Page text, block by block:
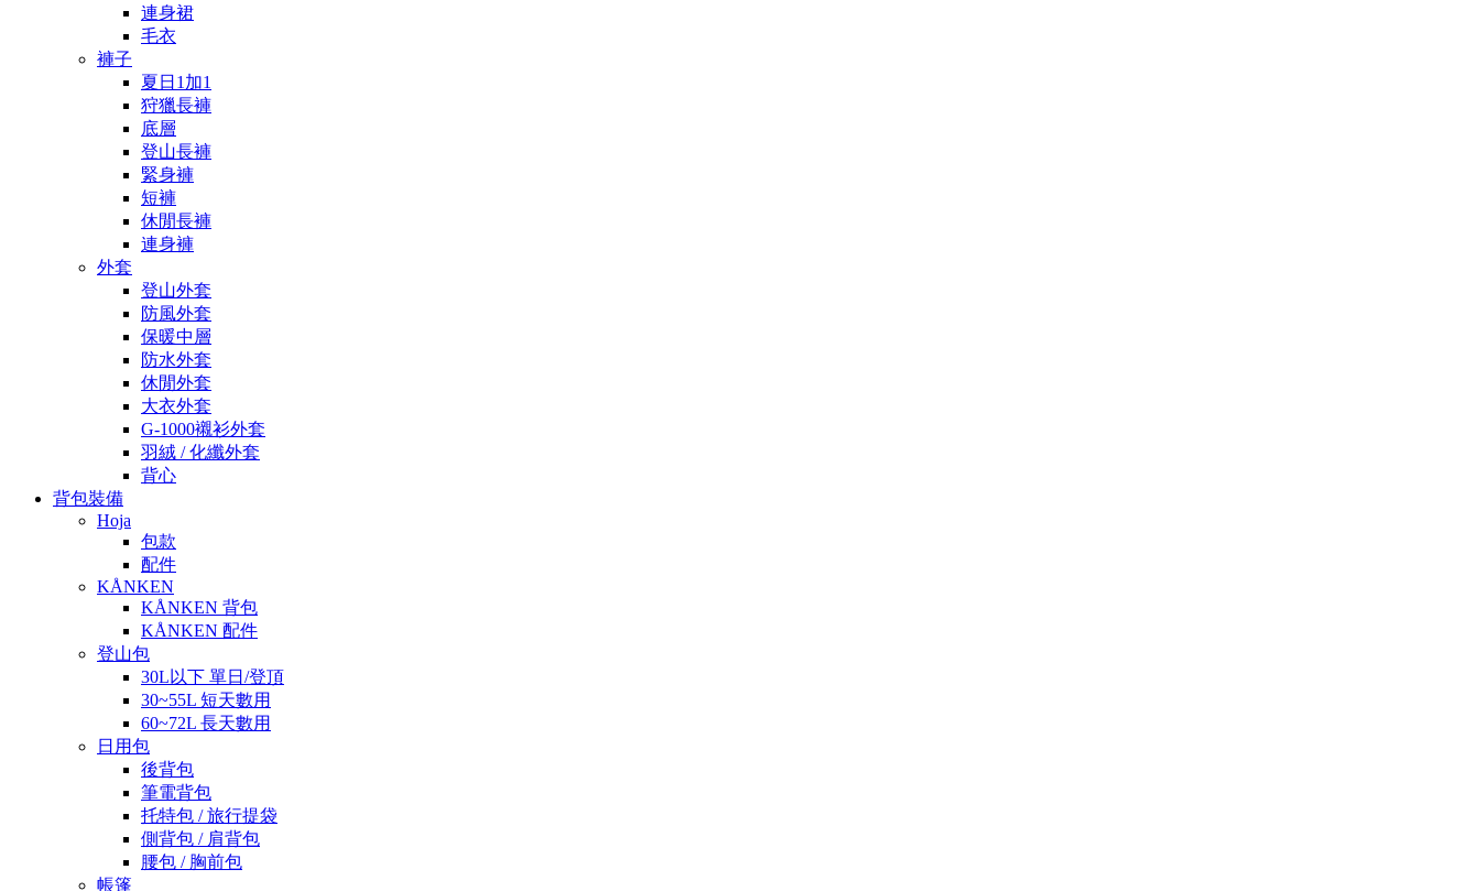
連身裙
毛衣
褲子
夏日1加1
狩獵長褲
底層
登山長褲
緊身褲
短褲
休閒長褲
連身褲
外套
登山外套
防風外套
保暖中層
防水外套
休閒外套
大衣外套
G-1000襯衫外套
羽絨 / 化纖外套
背心
背包裝備
Hoja
包款
配件
KÅNKEN
KÅNKEN 背包
KÅNKEN 配件
登山包
30L以下 單日/登頂
30~55L 短天數用
60~72L 長天數用
日用包
後背包
筆電背包
托特包 / 旅行提袋
側背包 / 肩背包
腰包 / 胸前包
帳篷